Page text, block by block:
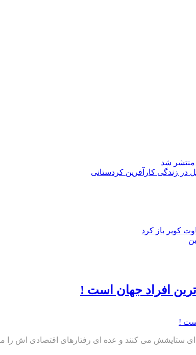
منتشر شد
در زندگی کارآفرین کردستانی
کویر باز کرد
افراد جهان است !
ستایشش می کنند و عده ای رفتارهای اقتصادی اش را